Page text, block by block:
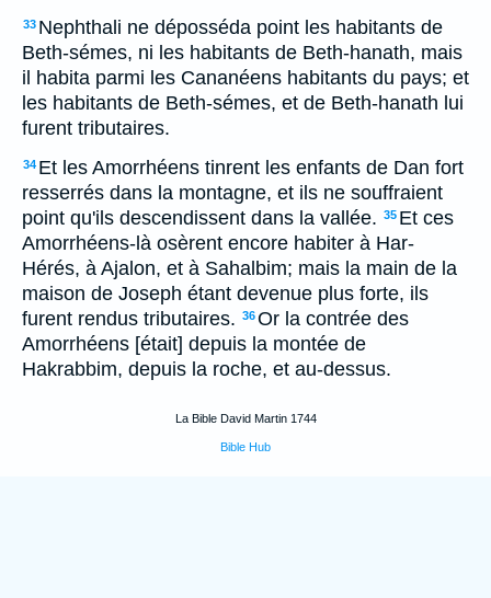
33 Nephthali ne déposséda point les habitants de
Beth-sémes, ni les habitants de Beth-hanath, mais
il habita parmi les Cananéens habitants du pays; et
les habitants de Beth-sémes, et de Beth-hanath lui
furent tributaires.
34 Et les Amorrhéens tinrent les enfants de Dan fort
resserrés dans la montagne, et ils ne souffraient
point qu'ils descendissent dans la vallée. 35 Et ces
Amorrhéens-là osèrent encore habiter à Har-
Hérés, à Ajalon, et à Sahalbim; mais la main de la
maison de Joseph étant devenue plus forte, ils
furent rendus tributaires. 36Or la contrée des
Amorrhéens [était] depuis la montée de
Hakrabbim, depuis la roche, et au-dessus.
La Bible David Martin 1744
Bible Hub